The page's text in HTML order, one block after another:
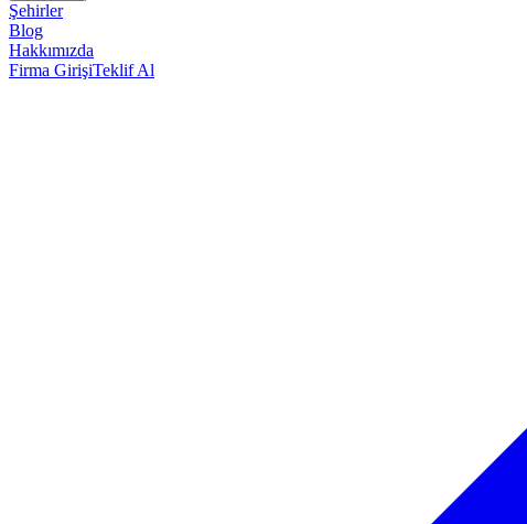
Şehirler
Blog
Hakkımızda
Firma GirişiTeklif Al